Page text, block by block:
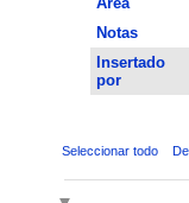
Notas
Insertado
por
Seleccionar todo